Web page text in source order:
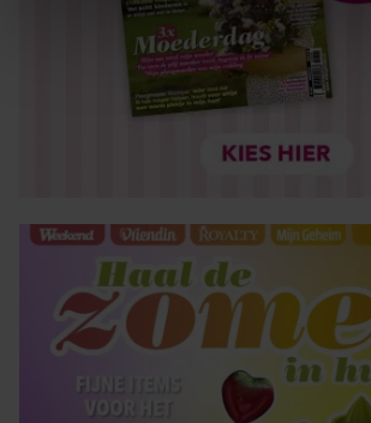
We gebruiken cookies om content en
personaliseren, om functies voor social
en om ons websiteverkeer te
partners voor social media, adverteren
verzameld op basis van uw gebruik van
gaat akkoord met onze cookies als u
gebruiken.